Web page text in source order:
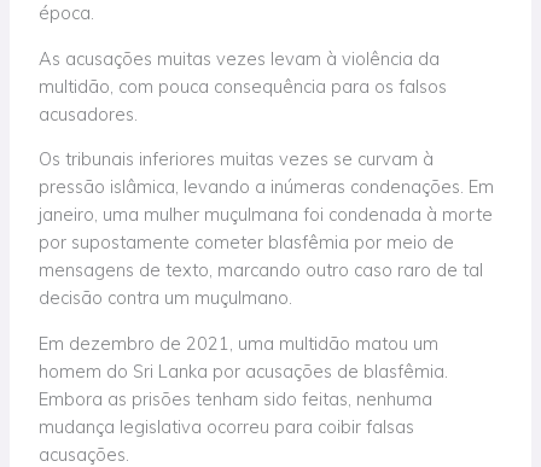
época.
As acusações muitas vezes levam à violência da
multidão, com pouca consequência para os falsos
acusadores.
Os tribunais inferiores muitas vezes se curvam à
pressão islâmica, levando a inúmeras condenações. Em
janeiro, uma mulher muçulmana foi condenada à morte
por supostamente cometer blasfêmia por meio de
mensagens de texto, marcando outro caso raro de tal
decisão contra um muçulmano.
Em dezembro de 2021, uma multidão matou um
homem do Sri Lanka por acusações de blasfêmia.
Embora as prisões tenham sido feitas, nenhuma
mudança legislativa ocorreu para coibir falsas
acusações.